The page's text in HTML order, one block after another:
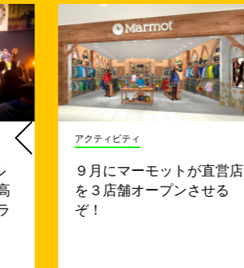
アクティビティ
９月にマーモットが直営店
を３店舗オープンさせる
ぞ！